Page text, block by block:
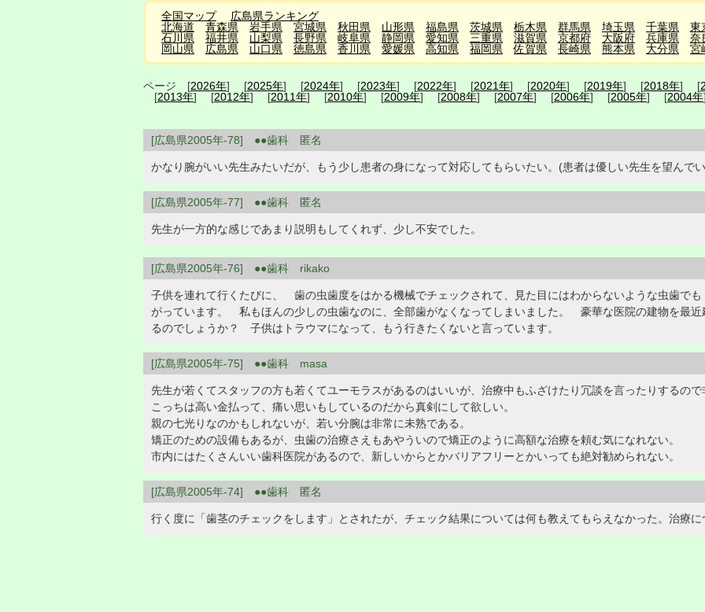
全国マップ
広島県ランキング
北海道
青森県 岩手県 宮城県 秋田県 山形県 福島県 茨城県 栃木県 群馬県 埼玉県 千葉県
東
石川県
福井県 山梨県 長野県 岐阜県 静岡県 愛知県 三重県 滋賀県 京都府 大阪府 兵庫県
奈
岡山県
広島県 山口県 徳島県 香川県 愛媛県 高知県 福岡県 佐賀県 長崎県 熊本県 大分県 宮
ページ [2026年] [2025年] [2024年] [2023年] [2022年] [2021年] [2020年] [2019年] [2018年] [
[2013年] [2012年] [2011年] [2010年] [2009年] [2008年] [2007年] [2006年] [2005年] [2004年
[広島県2005年-78] ●●歯科 匿名
かなり腕がいい先生みたいだが、もう少し患者の身になって対応してもらいたい。(患者は優しい先生を望んで
[広島県2005年-77] ●●歯科 匿名
先生が一方的な感じであまり説明もしてくれず、少し不安でした。
[広島県2005年-76] ●●歯科 rikako
子供を連れて行くたびに、 歯の虫歯度をはかる機械でチェックされて、見た目にはわからないような虫歯
がっています。 私もほんの少しの虫歯なのに、全部歯がなくなってしまいました。 豪華な医院の建物を最近
るのでしょうか？ 子供はトラウマになって、もう行きたくないと言っています。
[広島県2005年-75] ●●歯科 masa
先生が若くてスタッフの方も若くてユーモラスがあるのはいいが、治療中もふざけたり冗談を言ったりするの
こっちは高い金払って、痛い思いもしているのだから真剣にして欲しい。
親の七光りなのかもしれないが、若い分腕は非常に未熟である。
矯正のための設備もあるが、虫歯の治療さえもあやういので矯正のように高額な治療を頼む気になれない。
市内にはたくさんいい歯科医院があるので、新しいからとかバリアフリーとかいっても絶対勧められない。
[広島県2005年-74] ●●歯科 匿名
行く度に「歯茎のチェックをします」とされたが、チェック結果については何も教えてもらえなかった。治療